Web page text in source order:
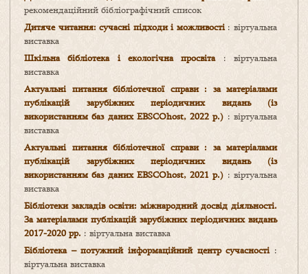
рекомендаційний бібліографічний список
Дитяче читання: сучасні підходи і можливості: віртуальна
виставка
Шкільна бібліотека і екологічна просвіта: віртуальна
виставка
Актуальні питання бібліотечної справи : за матеріалами
публікацій зарубіжних періодичних видань (із
використанням баз даних EBSCOhost, 2022 р.) : віртуальна
виставка
Актуальні питання бібліотечної справи : за матеріалами
публікацій зарубіжних періодичних видань (із
використанням баз даних EBSCOhost, 2021 р.) : віртуальна
виставка
Бібліотеки закладів освіти: міжнародний досвід діяльності.
За матеріалами публікацій зарубіжних періодичних видань
2017-2020 рр. : віртуальна виставка
Бібліотека – потужний інформаційний центр сучасності:
віртуальна виставка